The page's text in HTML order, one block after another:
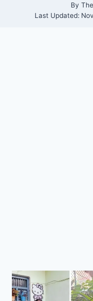
By
Last Updated: